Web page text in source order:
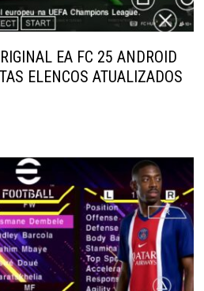
EA FC 25 ANDROID
ELENCOS ATUALIZADOS